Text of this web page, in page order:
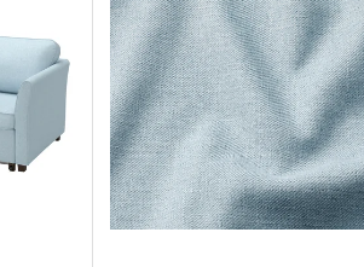
Mulighed: EKHOLMA, 2-pers.
Mulighed: EKHOLMA, 2-pers.